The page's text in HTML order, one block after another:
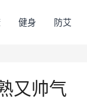
健身 防艾
又帅气